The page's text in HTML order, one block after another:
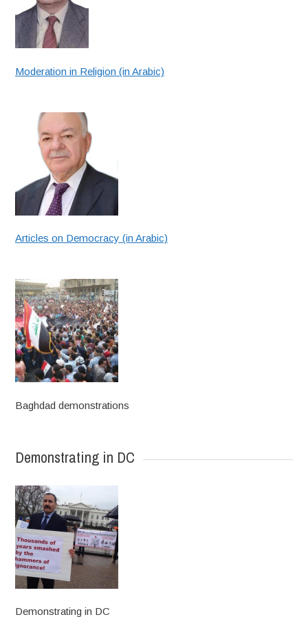
Moderation in Religion (in Arabic)
Articles on Democracy (in Arabic)
Baghdad demonstrations
Demonstrating in DC
Demonstrating in DC